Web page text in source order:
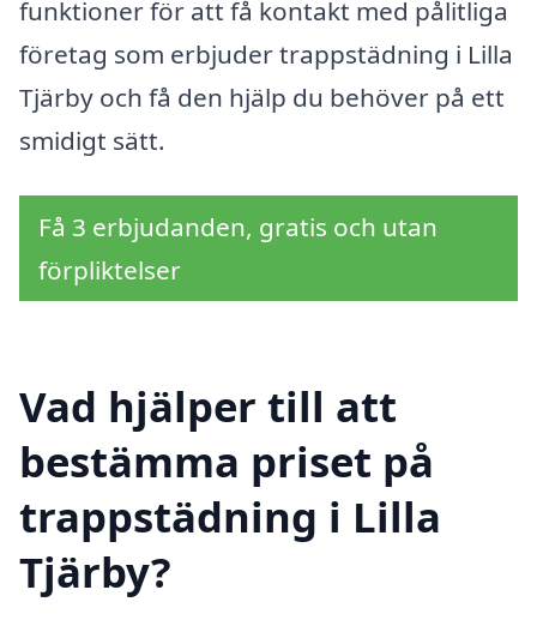
funktioner för att få kontakt med pålitliga
företag som erbjuder trappstädning i Lilla
Tjärby och få den hjälp du behöver på ett
smidigt sätt.
Få 3 erbjudanden, gratis och utan
förpliktelser
Vad hjälper till att
bestämma priset på
trappstädning i Lilla
Tjärby?